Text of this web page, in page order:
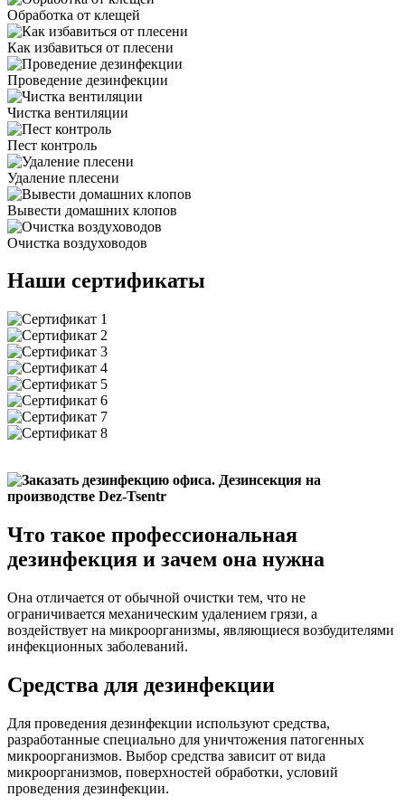
Обработка от клещей
Как избавиться от плесени
Проведение дезинфекции
Чистка вентиляции
Пест контроль
Удаление плесени
Вывести домашних клопов
Очистка воздуховодов
Наши сертификаты
Что такое профессиональная
дезинфекция и зачем она нужна
Она отличается от обычной очистки тем, что не
ограничивается механическим удалением грязи, а
воздействует на микроорганизмы, являющиеся возбудителями
инфекционных заболеваний.
Средства для дезинфекции
Для проведения дезинфекции используют средства,
разработанные специально для уничтожения патогенных
микроорганизмов. Выбор средства зависит от вида
микроорганизмов, поверхностей обработки, условий
проведения дезинфекции.